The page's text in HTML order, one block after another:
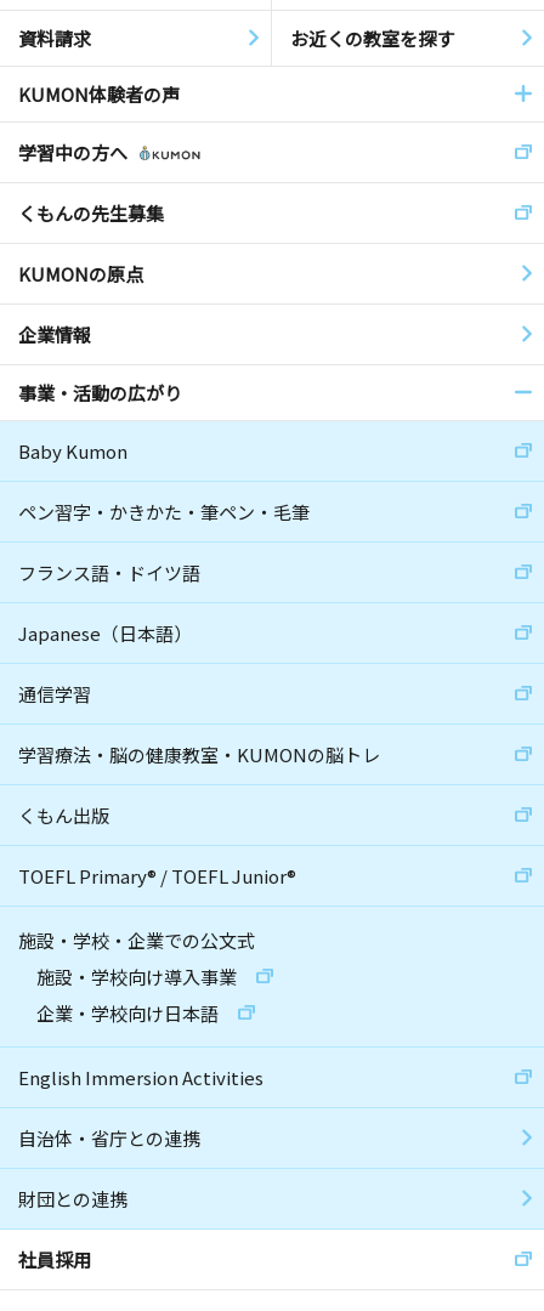
資料請求 お近くの教室を探す
KUMON体験者の声
学習中の方へ
くもんの先生募集
KUMONの原点
企業情報
事業・活動の広がり
Baby Kumon
ペン習字・かきかた・筆ペン・毛筆
フランス語・ドイツ語
Japanese（日本語）
通信学習
学習療法・脳の健康教室・KUMONの脳トレ
くもん出版
TOEFL Primary® /TOEFL Junior®
施設・学校・企業での公文式
施設・学校向け導入事業
企業・学校向け日本語
English Immersion Activities
自治体・省庁との連携
財団との連携
社員採用